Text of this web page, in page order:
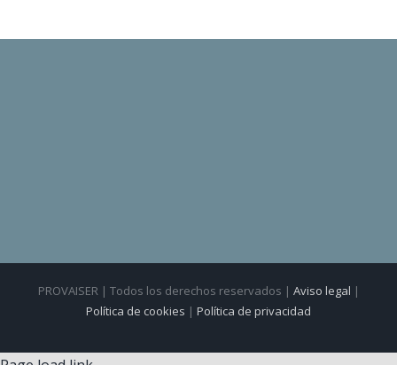
PROVAISER | Todos los derechos reservados | Aviso legal |
Política de cookies | Política de privacidad